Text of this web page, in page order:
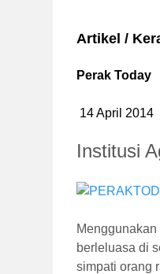
Artikel /
Perak Today
14 April 2014
Institusi
berleluasa di
simpati orang